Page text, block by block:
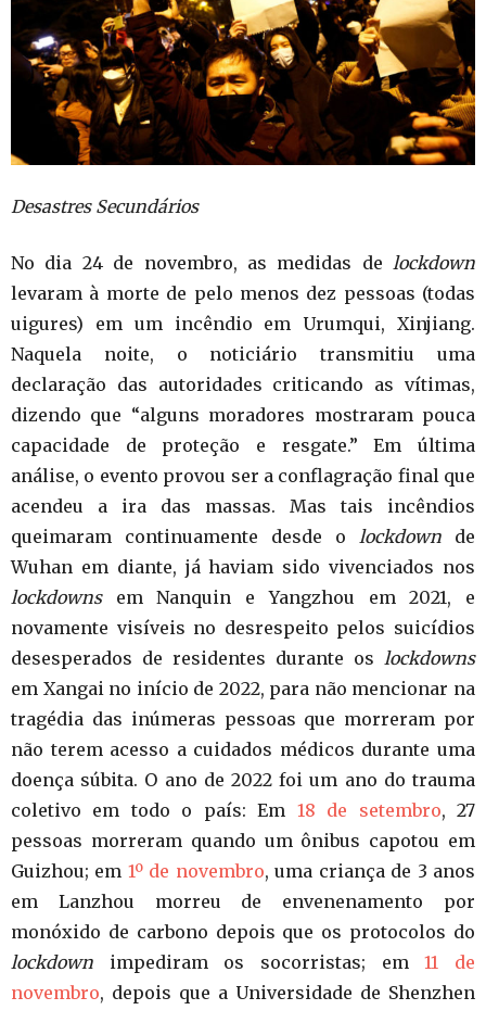
Desastres Secundários
No dia 24 de novembro, as medidas de lockdown
levaram à morte de pelo menos dez pessoas (todas
uigures) em um incêndio em Urumqui, Xinjiang.
Naquela noite, o noticiário transmitiu uma
declaração das autoridades criticando as vítimas,
dizendo que “alguns moradores mostraram pouca
capacidade de proteção e resgate.” Em última
análise, o evento provou ser a conflagração final que
acendeu a ira das massas. Mas tais incêndios
queimaram continuamente desde o lockdown de
Wuhan em diante, já haviam sido vivenciados nos
lockdownsem Nanquin e Yangzhou em 2021, e
novamente visíveis no desrespeito pelos suicídios
desesperados de residentes durante os lockdowns
em Xangai no início de 2022, para não mencionar na
tragédia das inúmeras pessoas que morreram por
não terem acesso a cuidados médicos durante uma
doença súbita. O ano de 2022 foi um ano do trauma
coletivo em todo o país: Em 18 de setembro, 27
pessoas morreram quando um ônibus capotou em
Guizhou; em 1º de novembro, uma criança de 3 anos
em Lanzhou morreu de envenenamento por
monóxido de carbono depois que os protocolos do
lockdown impediram os socorristas; em11 de
novembro, depois que a Universidade de Shenzhen